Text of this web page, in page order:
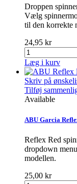
Droppen
Vælg
til den korrekte
24,95 kr
Læg i kurv
Skriv på
Tilføj
Available
ABU Garcia
Reflex Red
dropdown
modellen.
25,00 kr